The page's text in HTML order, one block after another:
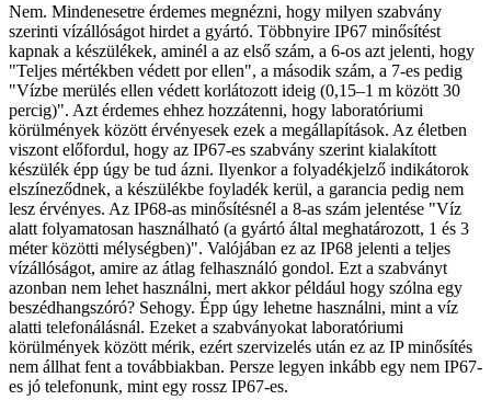
Nem. Mindenesetre érdemes megnézni, hogy milyen szabvány
szerinti vízállóságot hirdet a gyártó. Többnyire IP67 minősítést
kapnak a készülékek, aminél a az első szám, a 6-os azt jelenti, hogy
"Teljes mértékben védett por ellen", a második szám, a 7-es pedig
"Vízbe merülés ellen védett korlátozott ideig (0,15–1 m között 30
percig)". Azt érdemes ehhez hozzátenni, hogy laboratóriumi
körülmények között érvényesek ezek a megállapítások. Az életben
viszont előfordul, hogy az IP67-es szabvány szerint kialakított
készülék épp úgy be tud ázni. Ilyenkor a folyadékjelző indikátorok
elszíneződnek, a készülékbe foyladék kerül, a garancia pedig nem
lesz érvényes. Az IP68-as minősítésnél a 8-as szám jelentése "Víz
alatt folyamatosan használható (a gyártó által meghatározott, 1 és 3
méter közötti mélységben)". Valójában ez az IP68 jelenti a teljes
vízállóságot, amire az átlag felhasználó gondol. Ezt a szabványt
azonban nem lehet használni, mert akkor például hogy szólna egy
beszédhangszóró? Sehogy. Épp úgy lehetne használni, mint a víz
alatti telefonálásnál. Ezeket a szabványokat laboratóriumi
körülmények között mérik, ezért szervizelés után ez az IP minősítés
nem állhat fent a továbbiakban. Persze legyen inkább egy nem IP67-
es jó telefonunk, mint egy rossz IP67-es.